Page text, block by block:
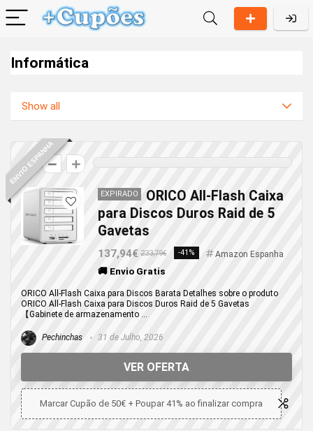
Informática
Show all
ENVIO ESPANHA
0
EXPIRADO
ORICO All-Flash Caixa
para Discos Duros Raid de 5
Gavetas
137,94€ 233,79€ -41% Amazon Espanha
🚚 Envio Gratis
ORICO All-Flash Caixa para Discos Barata Detalhes sobre o produto
ORICO All-Flash Caixa para Discos Duros Raid de 5 Gavetas
【Gabinete de armazenamento ...
Pechinchas 31 de Julho, 2026
VER OFERTA
Marcar Cupão de 50€ + Poupar 41% ao finalizar compra